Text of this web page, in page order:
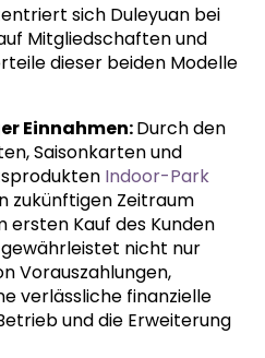
sich Duleyuan bei
Mitgliedschaften und
dieser beiden Modelle
Einnahmen:Durch den
Saisonkarten und
Indoor-Park
zukünftigen Zeitraum
Kauf des Kunden
nicht nur
Vorauszahlungen,
verlässliche finanzielle
und die Erweiterung